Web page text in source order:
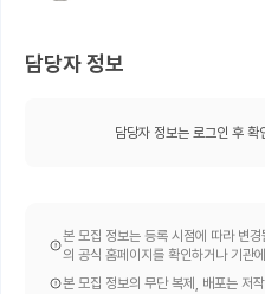
담당자 정보
담당자 정보는 로그인 후 확
본 모집 정보는 등록 시점에 따라 변
의 공식 홈페이지를 확인하거나 기관
본 모집 정보의 무단 복제, 배포는 저